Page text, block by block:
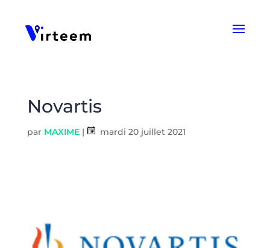
Novartis
par MAXIME| mardi 20 juillet 2021